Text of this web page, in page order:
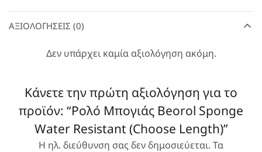
ΑΞΙΟΛΟΓΉΣΕΙΣ (0)
Δεν υπάρχει καμία αξιολόγηση ακόμη.
Κάνετε την πρώτη αξιολόγηση για το
προϊόν: “Ρολό Μπογιάς Beorol Sponge
Water Resistant (Choose Length)”
Η ηλ. διεύθυνση σας δεν δημοσιεύεται. Τα